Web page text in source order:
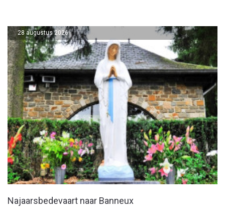
Najaarsbedevaart naar Banneux
28 augustus 2026